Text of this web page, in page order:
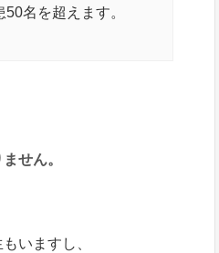
名を超えます。
せん。
いますし、